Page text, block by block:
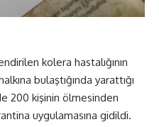
kolera hastalığının
bulaştığında yarattığı
200 kişinin ölmesinden
uygulamasına gidildi.